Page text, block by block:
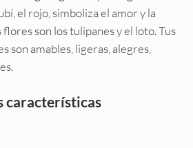
el rojo, simboliza el amor y la
flores son los tulipanes y el loto. Tus
son amables, ligeras, alegres,
características